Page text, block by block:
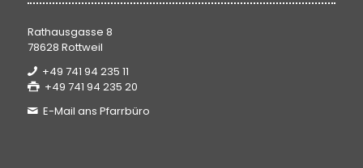
Rathausgasse 8
78628 Rottweil
+49 741 94 235 11
+49 741 94 235 20
E-Mail ans Pfarrbüro